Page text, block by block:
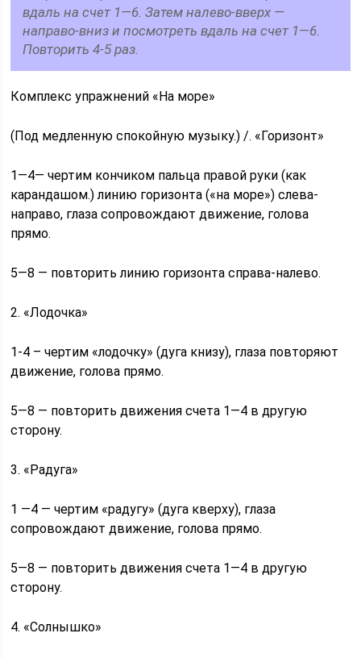
вдаль на счет 1—6. Затем налево-вверх —
направо-вниз и посмотреть вдаль на счет 1—6.
Повторить 4-5 раз.
Комплекс упражнений «На море»
(Под медленную спокойную музыку.) /. «Горизонт»
1—4— чертим кончиком пальца правой руки (как
карандашом.) линию горизонта («на море») слева-
направо, глаза сопровождают движение, голова
прямо.
5—8 — повторить линию горизонта справа-налево.
2. «Лодочка»
1-4 – чертим «лодочку» (дуга книзу), глаза повторяют
движение, голова прямо.
5—8 — повторить движения счета 1—4 в другую
сторону.
3. «Радуга»
1 —4 — чертим «радугу» (дуга кверху), глаза
сопровождают движение, голова прямо.
5—8 — повторить движения счета 1—4 в другую
сторону.
4. «Солнышко»